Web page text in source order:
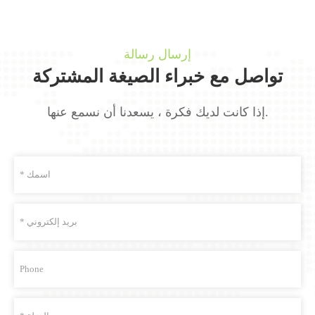
إرسال رسالة
تواصل مع خبراء الصيغة المشتركة
إذا كانت لديك فكرة ، يسعدنا أن نسمع عنها.